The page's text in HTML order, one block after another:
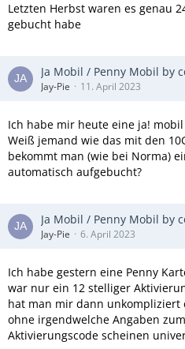
Letzten Herbst waren es genau
gebucht habe
Ja Mobil / Penny Mobil by
Jay-Pie 11. April 2023
Ich habe mir heute eine ja!
Weiß jemand wie das mit den
bekommt man (wie bei Norma)
automatisch aufgebucht?
Ja Mobil / Penny Mobil by
Jay-Pie 6. April 2023
Ich habe gestern eine Penny
war nur ein 12 stelliger
hat man mir dann unkompliziert
ohne irgendwelche Angaben
Aktivierungscode scheinen